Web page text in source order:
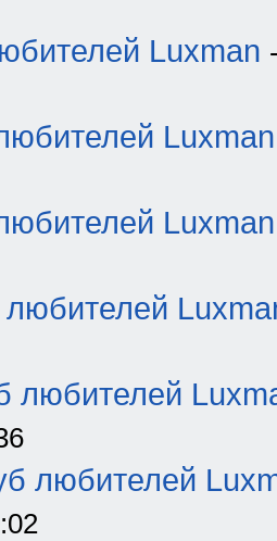
Luxman
Luxman
Luxman
любителей
любителей